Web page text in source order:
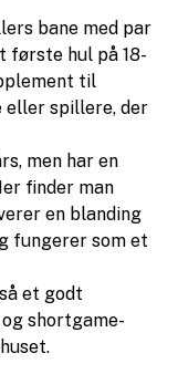
bane med par
første hul på 18-
til
eller spillere, der
men har en
finder man
en blanding
fungerer som et
et godt
shortgame-